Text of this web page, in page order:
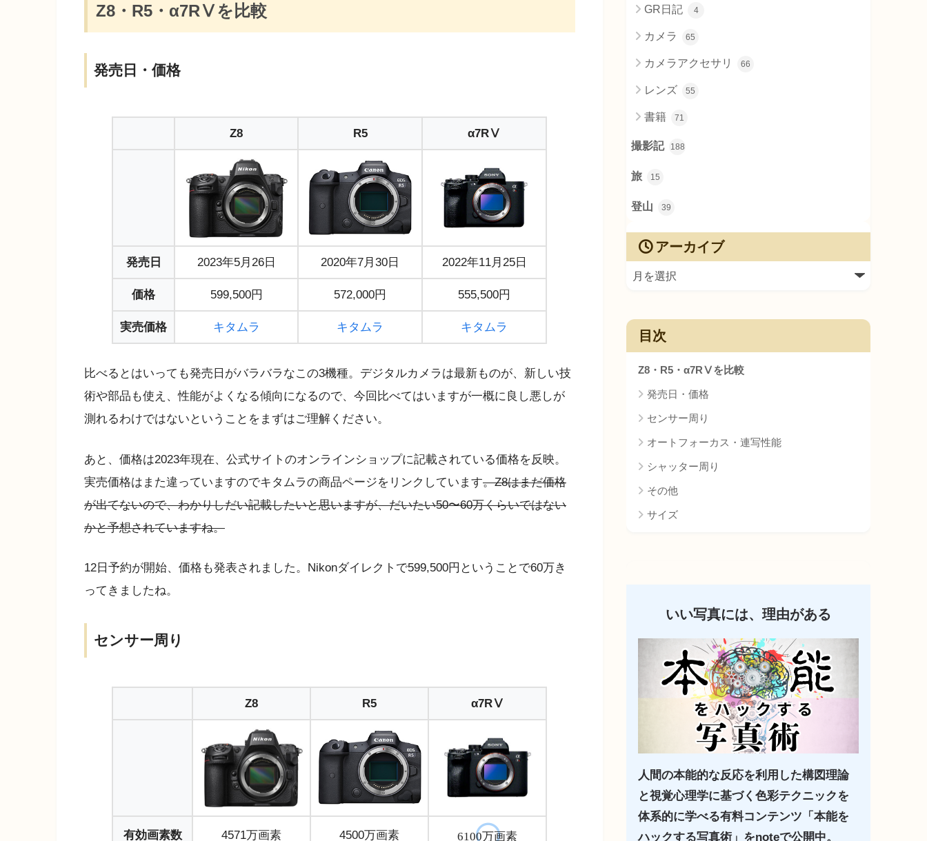
Z8・R5・α7RⅤを比較
発売日・価格
Z8 R5 α7RⅤ
発売日 2023年5月26日 2020年7月30日 2022年11月25日
価格 599,500円 572,000円 555,500円
実売価格 キタムラ キタムラ キタムラ
比べるとはいっても発売日がバラバラなこの3機種。デジタルカメラは最新ものが、新しい技
術や部品も使え、性能がよくなる傾向になるので、今回比べてはいますが一概に良し悪しが
測れるわけではないということをまずはご理解ください。
あと、価格は2023年現在、公式サイトのオンラインショップに記載されている価格を反映。
実売価格はまた違っていますのでキタムラの商品ページをリンクしています。Z8はまだ価格
が出てないので、わかりしだい記載したいと思いますが、だいたい50〜60万くらいではない
かと予想されていますね。
12日予約が開始、価格も発表されました。Nikonダイレクトで599,500円ということで60万き
ってきましたね。
センサー周り
Z8 R5 α7RⅤ
有効画素数 4571万画素 4500万画素 6100万画素
GR日記 4
カメラ 65
カメラアクセサリ 66
レンズ 55
書籍 71
撮影記 188
旅 15
登山 39
アーカイブ
目次
Z8・R5・α7RⅤを比較
発売日・価格
センサー周り
オートフォーカス・連写性能
シャッター周り
その他
サイズ
いい写真には、理由がある
人間の本能的な反応を利用した構図理論
と視覚心理学に基づく色彩テクニックを
体系的に学べる有料コンテンツ「本能を
ハックする写真術」をnoteで公開中。